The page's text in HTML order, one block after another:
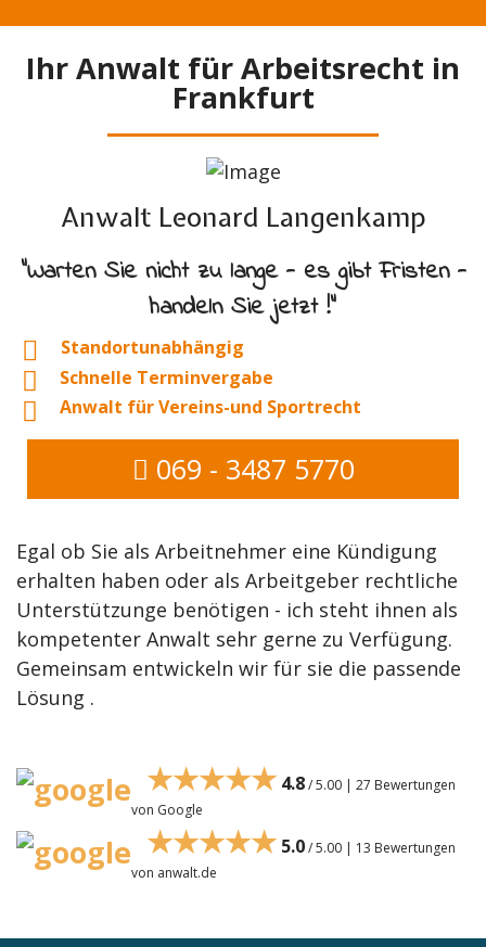
Ihr Anwalt für Arbeitsrecht in
Frankfurt
Anwalt Leonard Langenkamp
"Warten Sie nicht zu lange - es gibt Fristen -
handeln Sie jetzt !"
Standortunabhängig
Schnelle Terminvergabe
Anwalt für Vereins-und Sportrecht
069 - 3487 5770
Egal ob Sie als Arbeitnehmer eine Kündigung
erhalten haben oder als Arbeitgeber rechtliche
Unterstützunge benötigen - ich steht ihnen als
kompetenter Anwalt sehr gerne zu Verfügung.
Gemeinsam entwickeln wir für sie die passende
Lösung .
★★★★★ 4.8/ 5.00 | 27 Bewertungen
von Google
★★★★★ 5.0/ 5.00 | 13 Bewertungen
von anwalt.de